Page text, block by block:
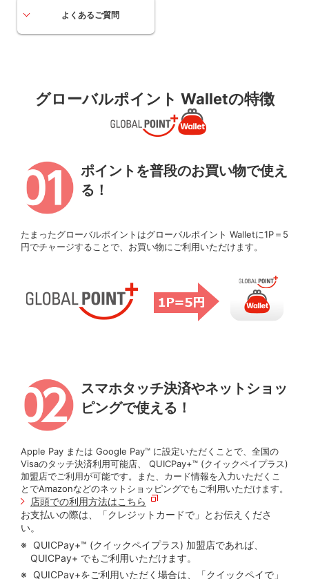
よくあるご質問
グローバルポイント Walletの特徴
ポイントを普段のお買い物で使え
る！
たまったグローバルポイントはグローバルポイント Walletに1P＝5
円でチャージすることで、お買い物にご利用いただけます。
スマホタッチ決済やネットショッ
ピングで使える！
Apple Pay または Google Pay™ に設定いただくことで、全国の
Visaのタッチ決済利用可能店、 QUICPay+™ (クイックペイプラス)
加盟店でご利用が可能です。また、カード情報を入力いただくこ
とでAmazonなどのネットショッピングでもご利用いただけます。
店頭での利用方法はこちら
お支払いの際は、「クレジットカードで」とお伝えくださ
い。
QUICPay+™ (クイックペイプラス) 加盟店であれば、
QUICPay+ でもご利用いただけます。
QUICPay+をご利用いただく場合は、「クイックペイで」